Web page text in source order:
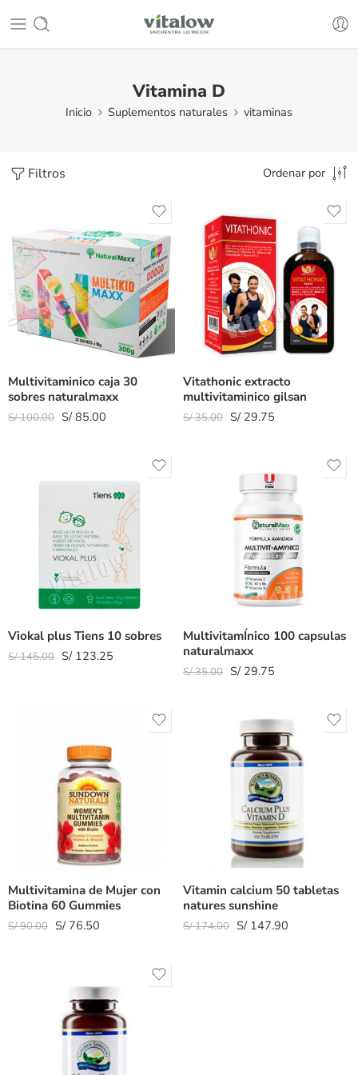
Vitamina D
Inicio Suplementos naturales vitaminas
Filtros Ordenar por
Multivitaminico caja 30
sobres naturalmaxx
S/100.00 S/85.00
Vitathonic extracto
multivitaminico gilsan
S/35.00 S/29.75
Viokal plus Tiens 10 sobres
S/145.00 S/123.25
MultivitamÍnico 100 capsulas
naturalmaxx
S/35.00 S/29.75
Multivitamina de Mujer con
Biotina 60 Gummies
S/90.00 S/76.50
Vitamin calcium 50 tabletas
natures sunshine
S/174.00 S/147.90